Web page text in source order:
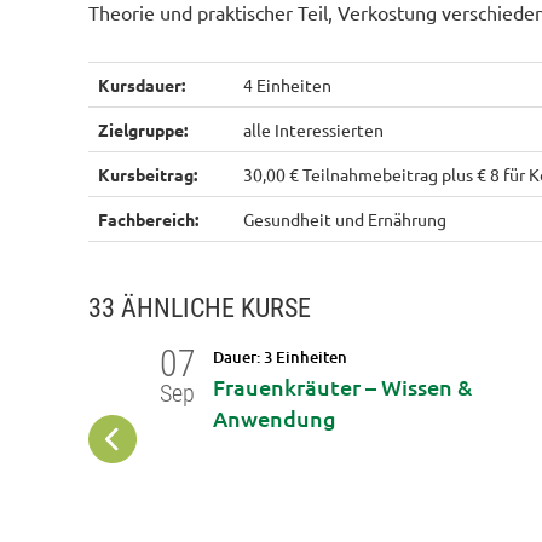
Theorie und praktischer Teil, Verkostung
Kursdauer: 4 Einheiten
Zielgruppe: alle Interessierten
Kursbeitrag: 30,00 € Teilnahmebeitrag plus € 8 für
Fachbereich: Gesundheit und Ernährung
33 ÄHNLICHE KURSE
Wissen
07
Sep
Dauer: 3 Einheiten
Frauenkräuter – Wissen &
Anwendung